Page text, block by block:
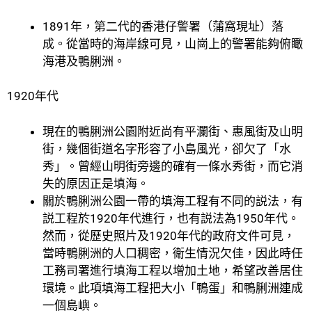
1891年，第二代的香港仔警署（蒲窩現址）落
成。從當時的海岸線可見，山崗上的警署能夠俯瞰
海港及鴨脷洲。
1920年代
現在的鴨脷洲公園附近尚有平瀾街、惠風街及山明
街，幾個街道名字形容了小島風光，卻欠了「水
秀」。曾經山明街旁邊的確有一條水秀街，而它消
失的原因正是填海。
關於鴨脷洲公園一帶的填海工程有不同的説法，有
説工程於1920年代進行，也有説法為1950年代。
然而，從歷史照片及1920年代的政府文件可見，
當時鴨脷洲的人口稠密，衛生情況欠佳，因此時任
工務司署進行填海工程以增加土地，希望改善居住
環境。此項填海工程把大小「鴨蛋」和鴨脷洲連成
一個島嶼。